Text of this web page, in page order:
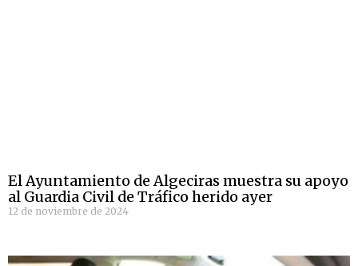
El Ayuntamiento de Algeciras muestra su apoyo
al Guardia Civil de Tráfico herido ayer
12 de noviembre de 2024